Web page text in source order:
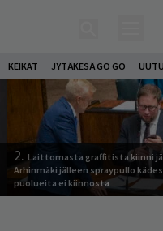
KEIKAT JYTÄKESÄ GO GO
2. Laittomasta graffitista kiinni
Arhinmäki jälleen spraypullo
puolueita ei kiinnosta